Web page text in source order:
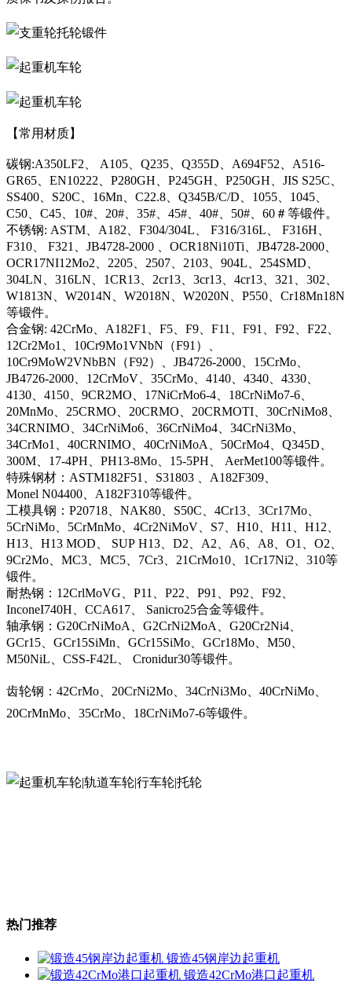
【常用材质】
碳钢:A350LF2、 A105、Q235、Q355D、A694F52、A516-
GR65、EN10222、P280GH、P245GH、P250GH、JIS S25C、
SS400、S20C、16Mn、C22.8、Q345B/C/D、1055、1045、
C50、C45、10#、20#、35#、45#、40#、50#、60＃等锻件。
不锈钢: ASTM、A182、F304/304L、 F316/316L、 F316H、
F310、 F321、JB4728-2000 、OCR18Ni10Ti、JB4728-2000、
OCR17NI12Mo2、2205、2507、2103、904L、254SMD、
304LN、316LN、1CR13、2cr13、3cr13、4cr13、321、302、
W1813N、W2014N、W2018N、W2020N、P550、Cr18Mn18N
等锻件。
合金钢: 42CrMo、A182F1、F5、F9、F11、F91、F92、F22、
12Cr2Mo1、10Cr9Mo1VNbN（F91）、
10Cr9MoW2VNbBN（F92）、JB4726-2000、15CrMo、
JB4726-2000、12CrMoV、35CrMo、4140、4340、4330、
4130、4150、9CR2MO、17NiCrMo6-4、18CrNiMo7-6、
20MnMo、25CRMO、20CRMO、20CRMOTI、30CrNiMo8、
34CRNIMO、34CrNiMo6、36CrNiMo4、34CrNi3Mo、
34CrMo1、40CRNIMO、40CrNiMoA、50CrMo4、Q345D、
300M、17-4PH、PH13-8Mo、15-5PH、 AerMet100等锻件。
特殊钢材：ASTM182F51、S31803 、A182F309、
Monel N04400、A182F310等锻件。
工模具钢：P20718、NAK80、S50C、4Cr13、3Cr17Mo、
5CrNiMo、5CrMnMo、4Cr2NiMoV、S7、H10、H11、H12、
H13、H13 MOD、 SUP H13、D2、A2、A6、A8、O1、O2、
9Cr2Mo、MC3、MC5、7Cr3、21CrMo10、1Cr17Ni2、310等
锻件。
耐热钢：12CrlMoVG、P11、P22、P91、P92、F92、
InconeI740H、CCA617、 Sanicro25合金等锻件。
轴承钢：G20CrNiMoA、G2CrNi2MoA、G20Cr2Ni4、
GCr15、GCr15SiMn、GCr15SiMo、GCr18Mo、M50、
M50NiL、CSS-F42L、 Cronidur30等锻件。
齿轮钢：42CrMo、20CrNi2Mo、34CrNi3Mo、40CrNiMo、
20CrMnMo、35CrMo、18CrNiMo7-6等锻件。
热门推荐
锻造45钢岸边起重机
锻造42CrMo港口起重机